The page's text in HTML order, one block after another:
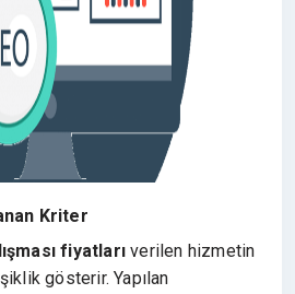
Kriter
fiyatları verilen hizmetin
gösterir. Yapılan